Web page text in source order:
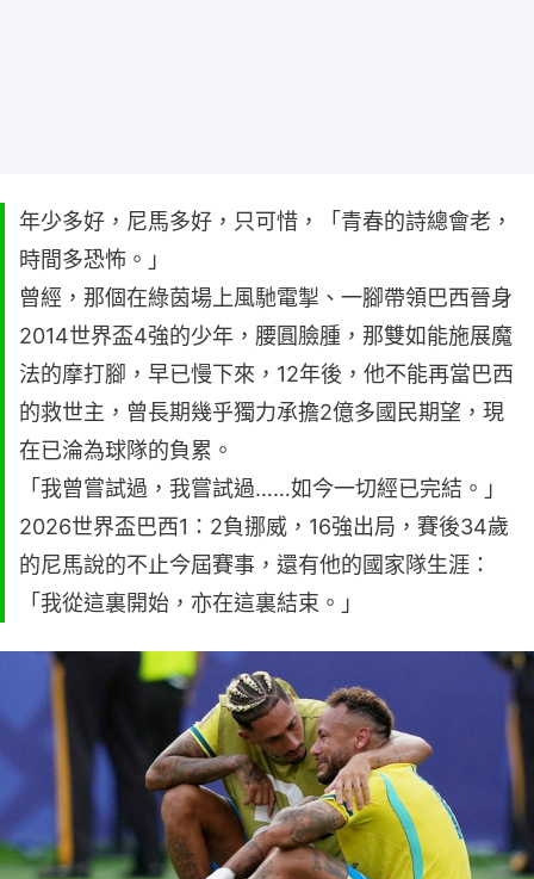
年少多好，尼馬多好，只可惜，「青春的詩總會老，
時間多恐怖。」
曾經，那個在綠茵場上風馳電掣、一腳帶領巴西晉身
2014世界盃4強的少年，腰圓臉腫，那雙如能施展魔
法的摩打腳，早已慢下來，12年後，他不能再當巴西
的救世主，曾長期幾乎獨力承擔2億多國民期望，現
在已淪為球隊的負累。
「我曾嘗試過，我嘗試過……如今一切經已完結。」
2026世界盃巴西1：2負挪威，16強出局，賽後34歲
的尼馬說的不止今屆賽事，還有他的國家隊生涯：
「我從這裏開始，亦在這裏結束。」